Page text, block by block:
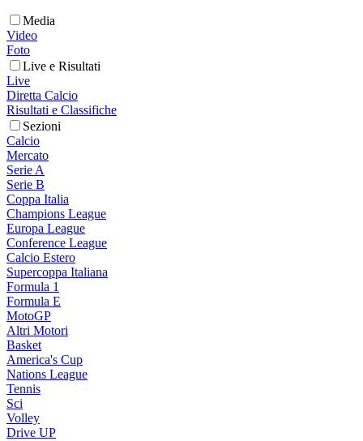
Media
Video
Foto
Live e Risultati
Live
Diretta Calcio
Risultati e Classifiche
Sezioni
Calcio
Mercato
Serie A
Serie B
Coppa Italia
Champions League
Europa League
Conference League
Calcio Estero
Supercoppa Italiana
Formula 1
Formula E
MotoGP
Altri Motori
Basket
America's Cup
Nations League
Tennis
Sci
Volley
Drive UP